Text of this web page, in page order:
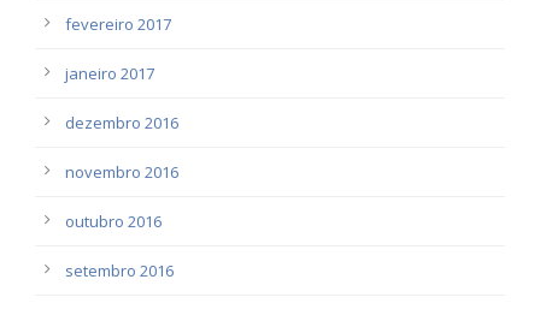
fevereiro 2017
janeiro 2017
dezembro 2016
novembro 2016
outubro 2016
setembro 2016